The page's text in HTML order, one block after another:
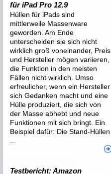
für iPad Pro 12.9
Hüllen für iPads sind
mittlerweile Massenware
geworden. Am Ende
unterscheiden sie sich nicht
wirklich groß voneinander, Preis
und Hersteller mögen variieren,
die Funktion in den meisten
Fällen nicht wirklich. Umso
erfreulicher, wenn ein Hersteller
sich Gedanken macht und eine
Hülle produziert, die sich von
der Masse abhebt und neue
Funktionen mit sich bringt. Ein
Beispiel dafür: Die Stand-Hüllen
Testbericht: Amazon